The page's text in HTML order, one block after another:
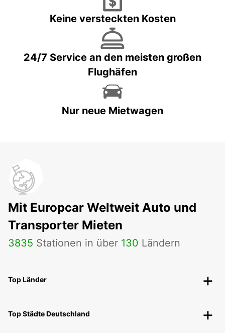
Keine versteckten Kosten
24/7 Service an den meisten großen
Flughäfen
Nur neue Mietwagen
Mit Europcar Weltweit Auto und
Transporter Mieten
3835 Stationen in über 130 Ländern
Top Länder
Top Städte Deutschland